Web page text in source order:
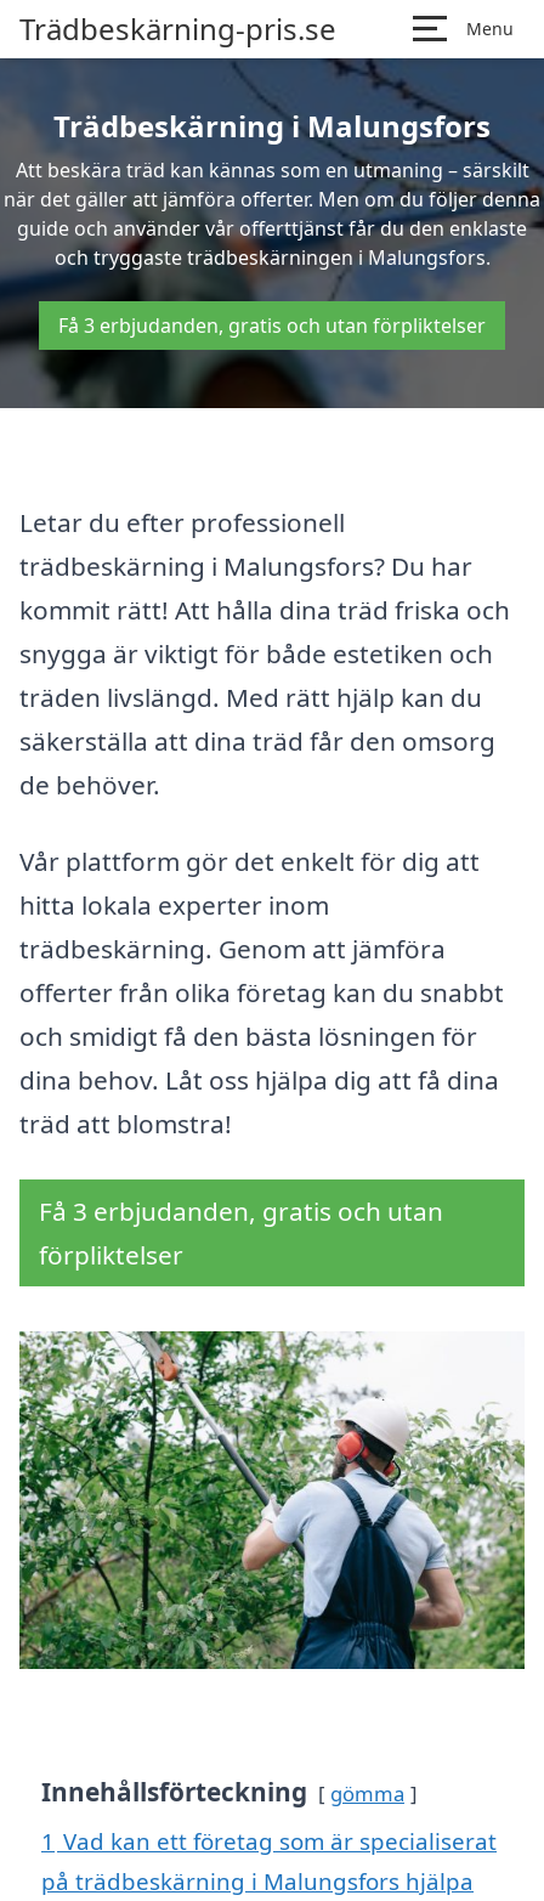
Trädbeskärning-pris.se Menu
Trädbeskärning i Malungsfors
Att beskära träd kan kännas som en utmaning – särskilt
när det gäller att jämföra offerter. Men om du följer denna
guide och använder vår offerttjänst får du den enklaste
och tryggaste trädbeskärningen i Malungsfors.
Få 3 erbjudanden, gratis och utan förpliktelser
Letar du efter professionell
trädbeskärning i Malungsfors? Du har
kommit rätt! Att hålla dina träd friska och
snygga är viktigt för både estetiken och
träden livslängd. Med rätt hjälp kan du
säkerställa att dina träd får den omsorg
de behöver.
Vår plattform gör det enkelt för dig att
hitta lokala experter inom
trädbeskärning. Genom att jämföra
offerter från olika företag kan du snabbt
och smidigt få den bästa lösningen för
dina behov. Låt oss hjälpa dig att få dina
träd att blomstra!
Få 3 erbjudanden, gratis och utan
förpliktelser
Innehållsförteckning gömma
1 Vad kan ett företag som är specialiserat
på trädbeskärning i Malungsfors hjälpa